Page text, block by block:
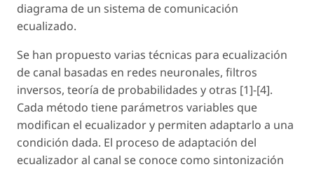
diagrama de un sistema de comunicación
ecualizado.
Se han propuesto varias técnicas para ecualización
de canal basadas en redes neuronales, filtros
inversos, teoría de probabilidades y otras [1]-[4].
Cada método tiene parámetros variables que
modifican el ecualizador y permiten adaptarlo a una
condición dada. El proceso de adaptación del
ecualizador al canal se conoce como sintonización